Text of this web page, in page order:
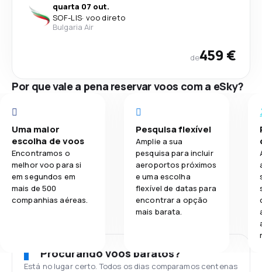
quarta 07 out.
SOF-LIS· voo direto
Bulgaria Air
de459 €
Por que vale a pena reservar voos com a eSky?
Uma maior
escolha de voos
Encontramos o
melhor voo para si
em segundos em
mais de 500
companhias aéreas.
Pesquisa flexível
Amplie a sua
pesquisa para incluir
aeroportos próximos
e uma escolha
flexível de datas para
encontrar a opção
mais barata.
Procurando voos baratos?
Está no lugar certo. Todos os dias comparamos centenas